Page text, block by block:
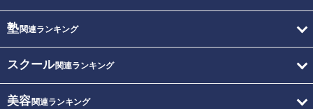
塾関連ランキング
スクール関連ランキング
美容関連ランキング